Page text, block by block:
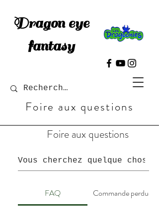
Dragon eye
fantasy
Foire aux questions
Foire aux questions
FAQ Commande perdue